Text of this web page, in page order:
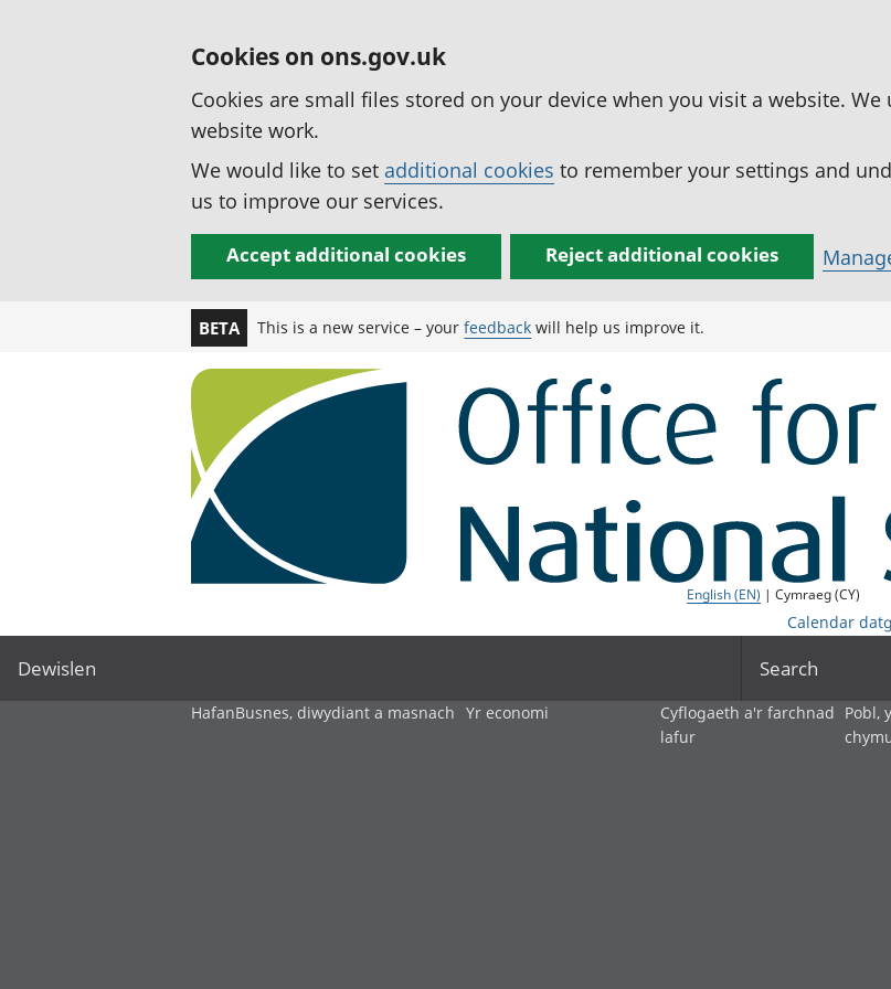
Cookies on ons.gov.uk
Cookies are small files stored on your device when you visit a website.
website work.
We would like to set additional cookies to remember your settings and
us to improve our services.
Accept additional cookies Reject additional cookies
BETA This is a new service – yourfeedback will help us improve it.
English (EN) | Cymraeg (CY)
Calendar
Dewislen Search
HafanBusnes, diwydiant a masnach Yr economi
Cyflogaeth a'r farchnad
lafur
Pobl,